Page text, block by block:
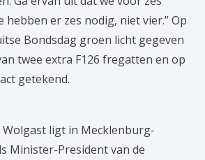
hebben er zes nodig, niet vier.” Op
Bondsdag groen licht gegeven
twee extra F126 fregatten en op
getekend.
ligt in Mecklenburg-
Minister-President van de